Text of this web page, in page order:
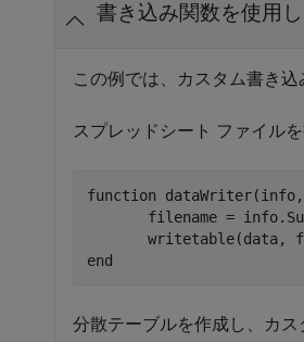
書き込み関数を使用
この例では、カスタム書き
スプレッドシート ファイル
function
filename =
writetable(data,
end
分散テーブルを作成し、カ